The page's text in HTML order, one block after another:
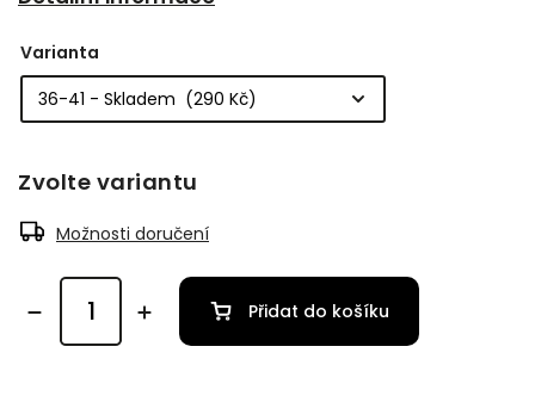
Varianta
Zvolte variantu
Možnosti doručení
Přidat do košíku